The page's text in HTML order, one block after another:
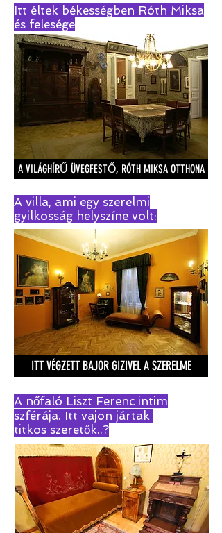
Itt éltek békességben Róth Miksa
és felesége
A VILÁGHÍRŰ ÜVEGFESTŐ, RÓTH MIKSA OTTHONA
A villa, ami egy szerelmi
gyilkosság helyszíne volt:
ITT VÉGZETT BAJOR GIZIVEL A SZERELME
A nőfaló Liszt Ferenc intim
szférája. Itt vajon jártak
titkos szeretők..?